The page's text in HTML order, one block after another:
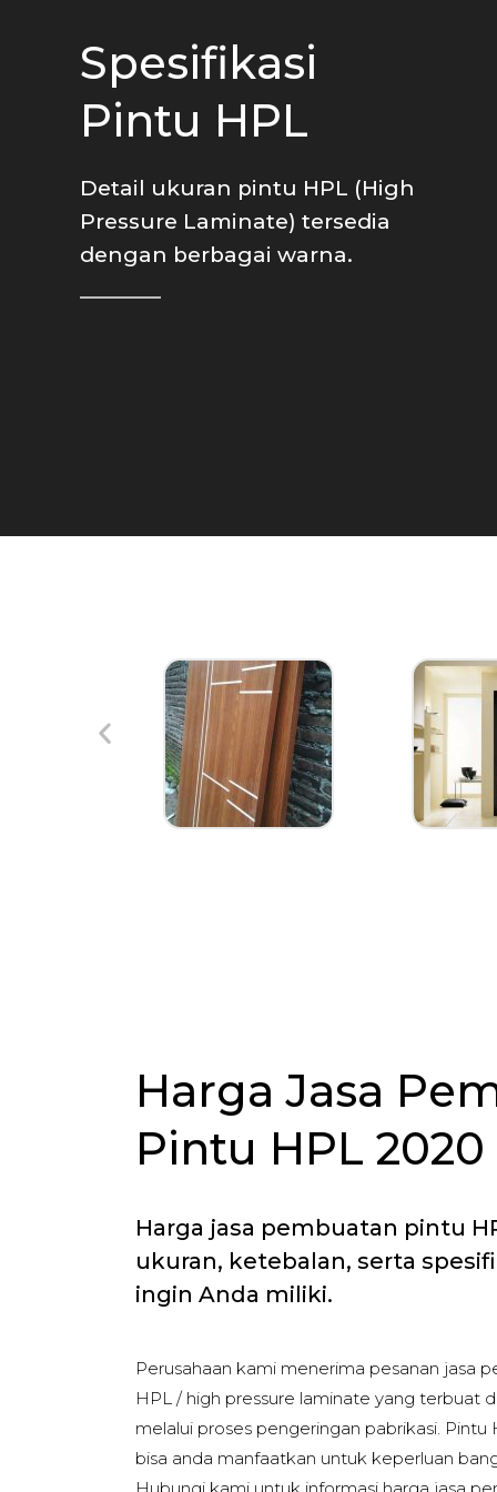
Spesifikasi
Pintu HPL
Detail ukuran pintu HPL (High
Pressure Laminate) tersedia
dengan berbagai warna.
Harga Jasa
Pintu HPL 2020
Harga jasa pembuatan pintu
ukuran, ketebalan, serta
ingin Anda miliki.
Perusahaan kami menerima pesanan jasa
HPL / high pressure laminate yang terbuat
melalui proses pengeringan pabrikasi.
bisa anda manfaatkan untuk keperluan